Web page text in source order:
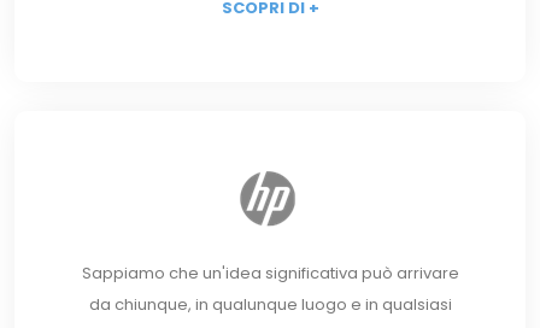
SCOPRI DI +
Sappiamo che un'idea significativa può arrivare
da chiunque, in qualunque luogo e in qualsiasi